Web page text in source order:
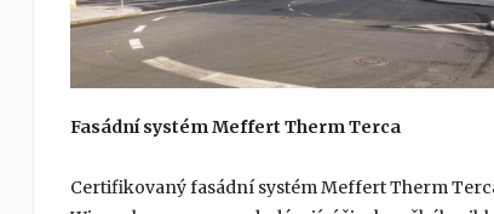
Fasádní systém Meffert Therm Terca
Certifikovaný fasádní systém Meffert Therm